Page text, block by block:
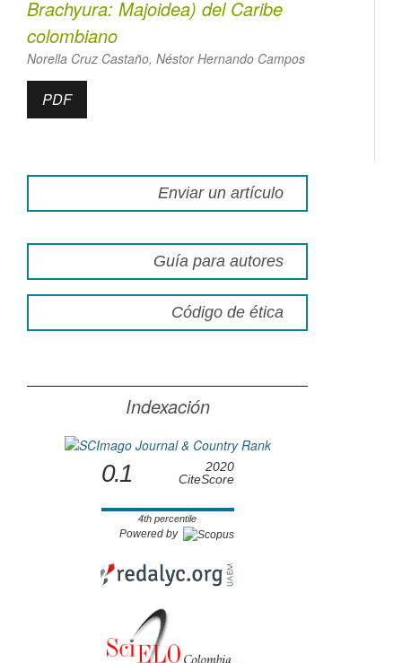
Brachyura: Majoidea) del Caribe
colombiano
Norella Cruz Castaño, Néstor Hernando Campos
PDF
Enviar un artículo
Guía para autores
Código de ética
Indexación
0.1
2020
CiteScore
4th percentile
Powered by